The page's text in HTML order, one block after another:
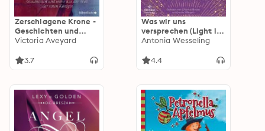
Zerschlagene Krone -
Geschichten und
mehr aus der Welt der
Farben des Blutes 5)
Victoria Aveyard
3.7
Was wir uns
versprechen (Light in
the Dark 3): Endlich
von toxischen
Antonia Wesseling
4.4